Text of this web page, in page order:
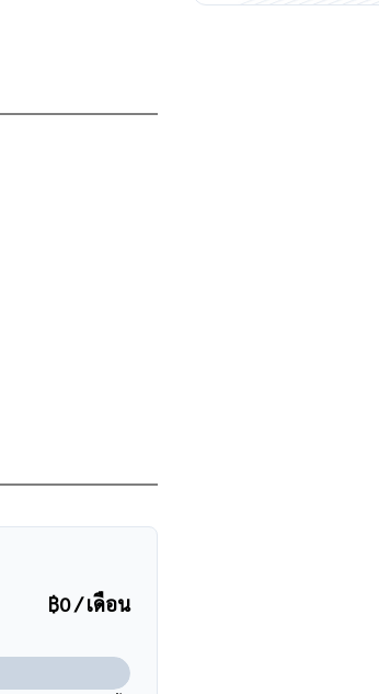
฿0 / เดือน